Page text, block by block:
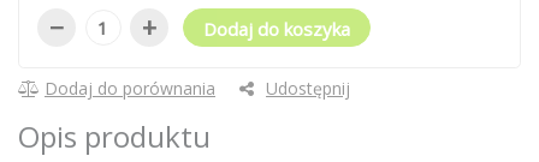
− + Dodaj do koszyka
Dodaj do porównania Udostępnij
Opis produktu